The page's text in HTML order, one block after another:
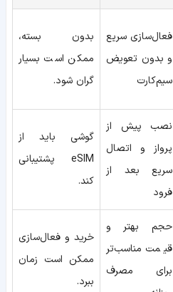
فعال‌سازی سریع
و بدون تعویض
سیم‌کارت
بدون بسته،
ممکن است بسیار
گران شود.
نصب پیش از
پرواز و اتصال
سریع بعد از
فرود
گوشی باید از
eSIM پشتیبانی
کند.
حجم بهتر و
قیمت مناسب‌تر
برای مصرف
خرید و فعال‌سازی
ممکن است زمان
ببرد.